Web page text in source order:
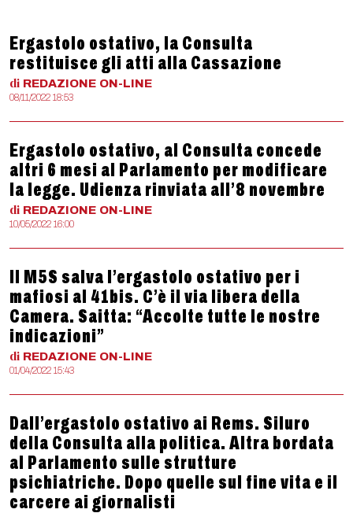
Ergastolo ostativo, la Consulta
restituisce gli atti alla Cassazione
di REDAZIONE ON-LINE
08/11/2022 18:53
Ergastolo ostativo, al Consulta concede
altri 6 mesi al Parlamento per modificare
la legge. Udienza rinviata all’8 novembre
di REDAZIONE ON-LINE
10/05/2022 16:00
Il M5S salva l’ergastolo ostativo per i
mafiosi al 41bis. C’è il via libera della
Camera. Saitta: “Accolte tutte le nostre
indicazioni”
di REDAZIONE ON-LINE
01/04/2022 15:43
Dall’ergastolo ostativo ai Rems. Siluro
della Consulta alla politica. Altra bordata
al Parlamento sulle strutture
psichiatriche. Dopo quelle sul fine vita e il
carcere ai giornalisti